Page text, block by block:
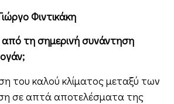
Φιντικάκη
από τη σημερινή συνάντηση
του καλού κλίματος μεταξύ των
σε απτά αποτελέσματα της